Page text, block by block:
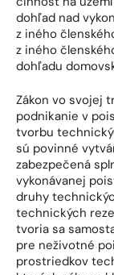
dohľad nad
z iného
z iného
dohľadu
Zákon vo svojej
podnikanie v
tvorbu
sú povinné
zabezpečená
vykonávanej
druhy
technických
tvoria sa
pre neživotné
prostriedkov